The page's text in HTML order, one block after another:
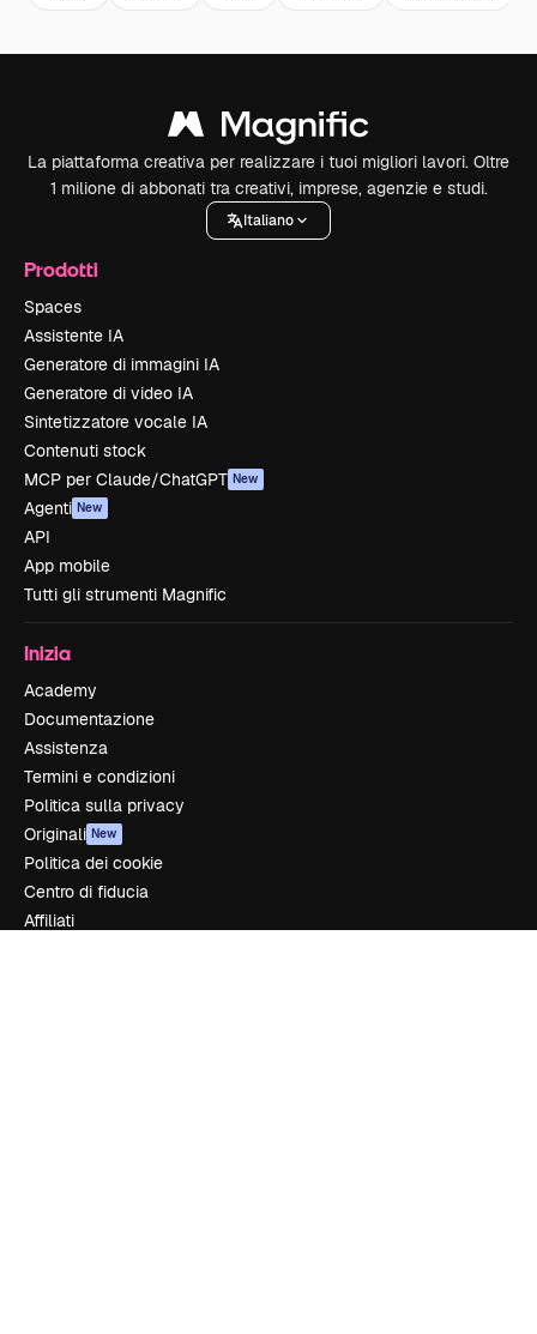
La piattaforma creativa per realizzare i tuoi migliori lavori. Oltre
1 milione di abbonati tra creativi, imprese, agenzie e studi.
Italiano
Prodotti
Spaces
Assistente IA
Generatore di immagini IA
Generatore di video IA
Sintetizzatore vocale IA
Contenuti stock
MCP per Claude/ChatGPT New
Agenti New
API
App mobile
Tutti gli strumenti Magnific
Inizia
Academy
Documentazione
Assistenza
Termini e condizioni
Politica sulla privacy
Originali New
Politica dei cookie
Centro di fiducia
Affiliati